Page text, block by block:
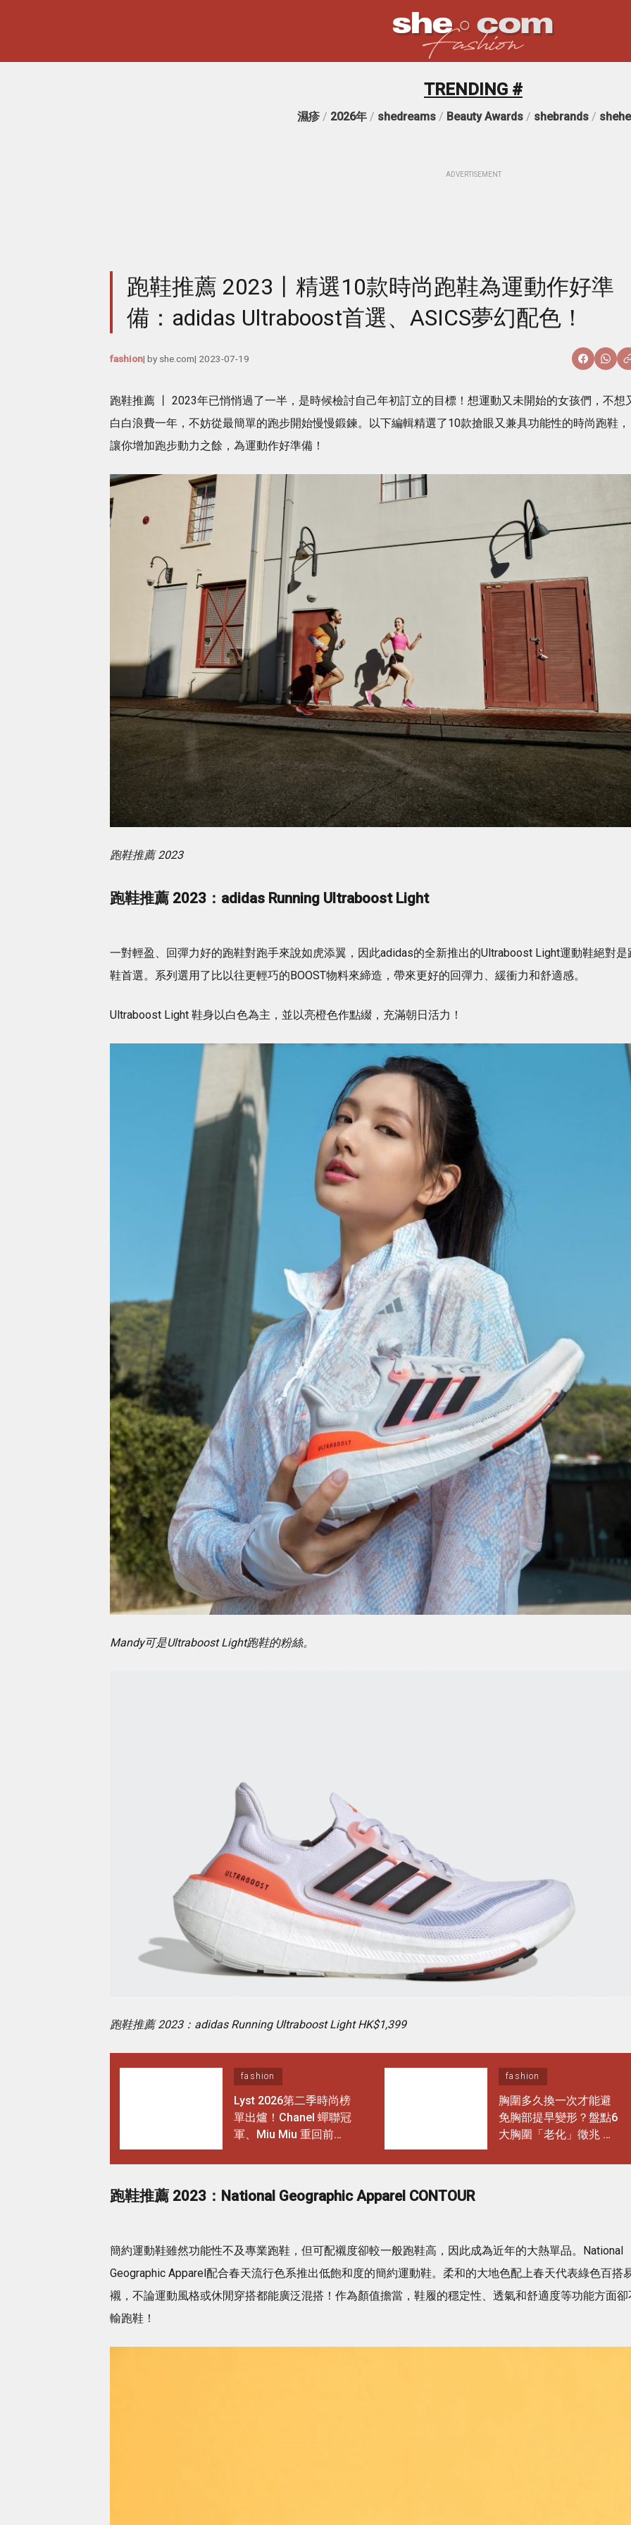
TRENDING #
濕疹/ 2026年/ shedreams/ Beauty Awards/ shebrands/
ADVERTISEMENT
跑鞋推薦 2023丨精選10款時尚跑鞋為運動作好準
備：adidas Ultraboost首選、ASICS夢幻配色！
fashion| by she.com| 2023-07-19
跑鞋推薦 丨 2023年已悄悄過了一半，是時候檢討自己年初訂立的目標！想運動又未開始的女孩們，不想
白白浪費一年，不妨從最簡單的跑步開始慢慢鍛鍊。以下編輯精選了10款搶眼又兼具功能性的時尚跑鞋，
讓你增加跑步動力之餘，為運動作好準備！
跑鞋推薦 2023
跑鞋推薦 2023：adidas Running Ultraboost Light
一對輕盈、回彈力好的跑鞋對跑手來說如虎添翼，因此adidas的全新推出的Ultraboost Light運動鞋絕對是
鞋首選。系列選用了比以往更輕巧的BOOST物料來締造，帶來更好的回彈力、緩衝力和舒適感。
Ultraboost Light 鞋身以白色為主，並以亮橙色作點綴，充滿朝日活力！
Mandy可是Ultraboost Light跑鞋的粉絲。
跑鞋推薦 2023：adidas Running Ultraboost Light HK$1,399
fashion
Lyst 2026第二季時尚榜
單出爐！Chanel 蟬聯冠
軍、Miu Miu 重回前
Top 1竟是這頂「運動
4,276%！
fashion
胸圍多久換一次才能避
免胸部提早變形？盤點6
大胸圍「老化」徵兆 日
半年！
跑鞋推薦 2023 ：National Geographic Apparel CONTOUR
簡約運動鞋雖然功能性不及專業跑鞋，但可配襯度卻較一般跑鞋高，因此成為近年的大熱單品。National
Geographic Apparel配合春天流行色系推出低飽和度的簡約運動鞋。柔和的大地色配上春天代表綠色百搭
襯，不論運動風格或休閒穿搭都能廣泛混搭！作為顏值擔當，鞋履的穩定性、透氣和舒適度等功能方面卻
輸跑鞋！